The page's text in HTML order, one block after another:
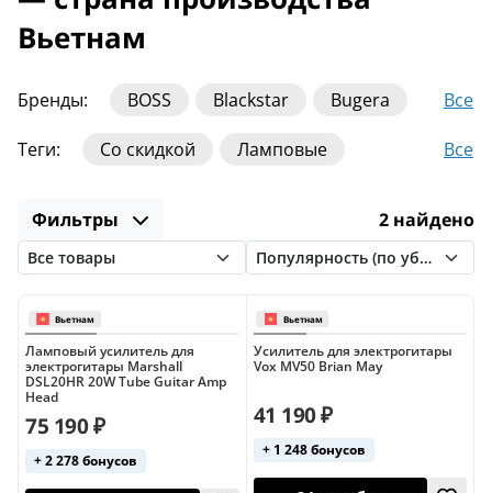
Вьетнам
Бренды: Все
BOSS Blackstar
Bugera
EVH
Hughes & Kettner
Marshall
PRS
Peavey
Теги: Все
Со скидкой
Ламповые
Фильтры
2 найдено
Ламповый усилитель для
электрогитары Marshall
DSL20HR 20W Tube Guitar Amp
Head
75 190 ₽
+ 2 278 бонусов
Усилитель для электрогитары
Vox MV50 Brian May
41 190 ₽
+ 1 248 бонусов